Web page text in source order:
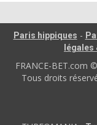
Paris hippiques -
FRANCE-BET.com
Tous droits